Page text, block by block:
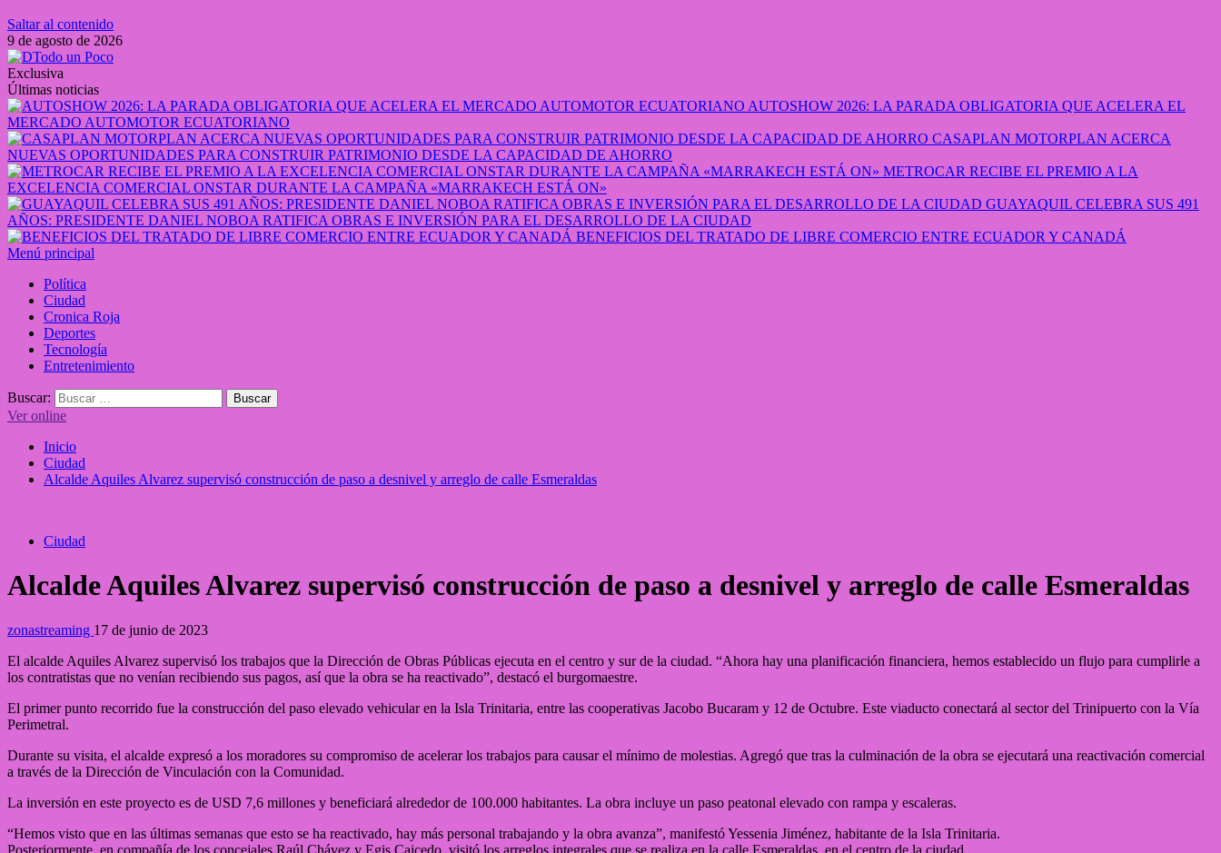
Saltar al contenido
9 de agosto de 2026
Exclusiva
Últimas noticias
AUTOSHOW 2026: LA PARADA OBLIGATORIA QUE ACELERA EL
MERCADO AUTOMOTOR ECUATORIANO
CASAPLAN MOTORPLAN ACERCA
NUEVAS OPORTUNIDADES PARA CONSTRUIR PATRIMONIO DESDE LA CAPACIDAD DE AHORRO
METROCAR RECIBE EL PREMIO A LA
EXCELENCIA COMERCIAL ONSTAR DURANTE LA CAMPAÑA «MARRAKECH ESTÁ ON»
GUAYAQUIL CELEBRA SUS 491
AÑOS: PRESIDENTE DANIEL NOBOA RATIFICA OBRAS E INVERSIÓN PARA EL DESARROLLO DE LA CIUDAD
BENEFICIOS DEL TRATADO DE LIBRE COMERCIO ENTRE ECUADOR Y CANADÁ
Menú principal
Política
Ciudad
Cronica Roja
Deportes
Tecnología
Entretenimiento
Buscar:
Ver online
Inicio
Ciudad
Alcalde Aquiles Alvarez supervisó construcción de paso a desnivel y arreglo de calle Esmeraldas
Ciudad
Alcalde Aquiles Alvarez supervisó construcción de paso a desnivel y arreglo de calle Esmeraldas
zonastreaming 17 de junio de 2023
El alcalde Aquiles Alvarez supervisó los trabajos que la Dirección de Obras Públicas ejecuta en el centro y sur de la ciudad. “Ahora hay una planificación financiera, hemos establecido un flujo para cumplirle a
los contratistas que no venían recibiendo sus pagos, así que la obra se ha reactivado”, destacó el burgomaestre.
El primer punto recorrido fue la construcción del paso elevado vehicular en la Isla Trinitaria, entre las cooperativas Jacobo Bucaram y 12 de Octubre. Este viaducto conectará al sector del Trinipuerto con la Vía
Perimetral.
Durante su visita, el alcalde expresó a los moradores su compromiso de acelerar los trabajos para causar el mínimo de molestias. Agregó que tras la culminación de la obra se ejecutará una reactivación comercial
a través de la Dirección de Vinculación con la Comunidad.
La inversión en este proyecto es de USD 7,6 millones y beneficiará alrededor de 100.000 habitantes. La obra incluye un paso peatonal elevado con rampa y escaleras.
“Hemos visto que en las últimas semanas que esto se ha reactivado, hay más personal trabajando y la obra avanza”, manifestó Yessenia Jiménez, habitante de la Isla Trinitaria.
Posteriormente, en compañía de los concejales Raúl Chávez y Egis Caicedo, visitó los arreglos integrales que se realiza en la calle Esmeraldas, en el centro de la ciudad.